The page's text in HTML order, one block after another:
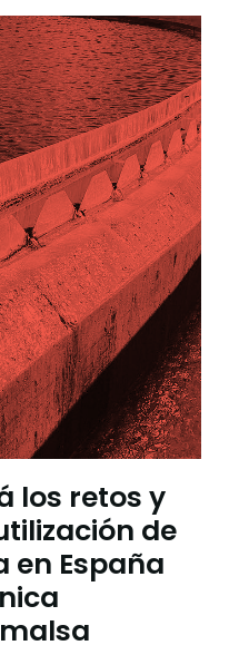
los retos y
de
en España